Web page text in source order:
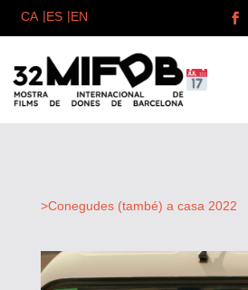
>Conegudes (també) a casa 2022